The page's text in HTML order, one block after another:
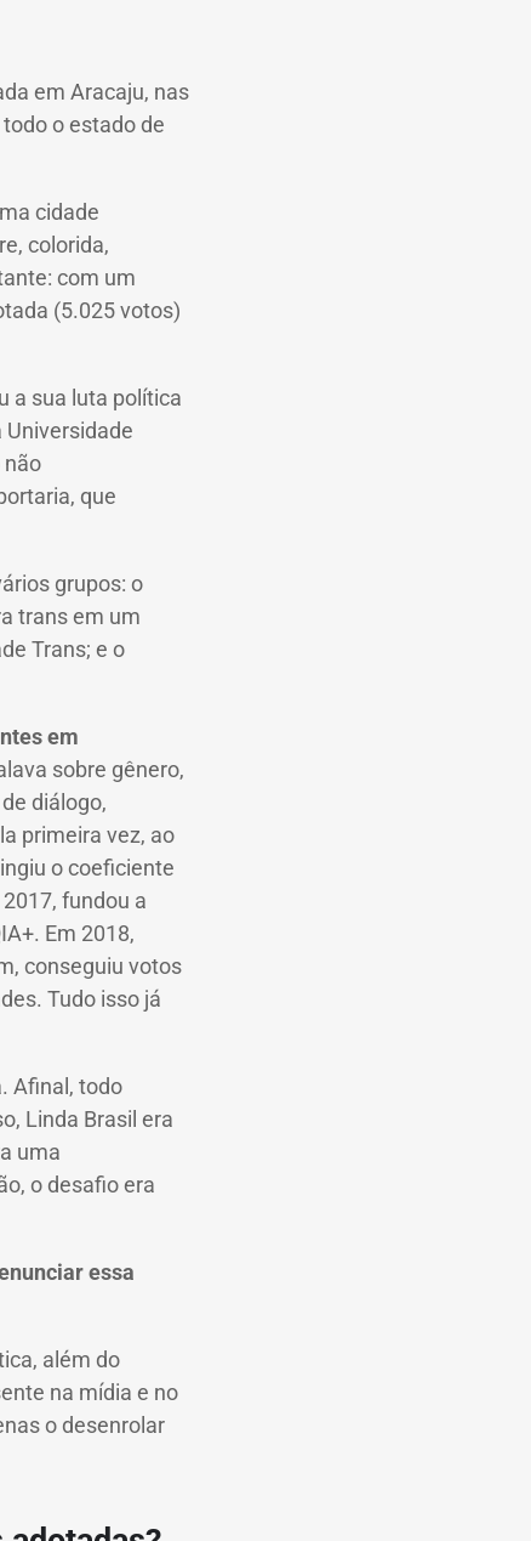
em Aracaju, nas
o estado de
cidade
colorida,
com um
(5.025 votos)
a sua luta política
não
que
grupos: o
trans em um
Trans; e o
em
sobre gênero,
diálogo,
primeira vez, ao
o coeficiente
fundou a
Em 2018,
conseguiu votos
Tudo isso já
Afinal, todo
Linda Brasil era
uma
o desafio era
essa
além do
na mídia e no
o desenrolar